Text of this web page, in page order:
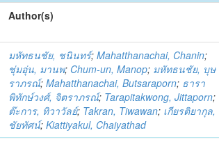
Author(s)
มหัทธนชัย, ชนินทร์;Mahatthanachai, Chanin;
ชุ่มอุ่น, มานพ; Chum-un, Manop; มหัทธนชัย, บุษ
ราภรณ์;Mahatthanachai, Butsaraporn; ธารา
พิทักษ์วงศ์, จิตราภรณ์; Tarapitakwong, Jittaporn;
ต๊ะการ, ทิวาวัลย์; Takran, Tiwawan; เกียรติยากุล,
ชัยทัศน์;Kiattiyakul, Chaiyathad